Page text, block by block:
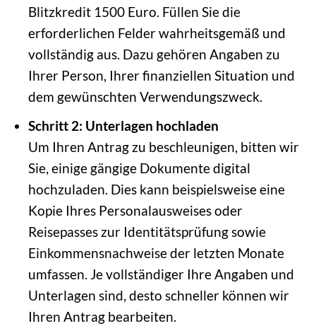
Blitzkredit 1500 Euro. Füllen Sie die
erforderlichen Felder wahrheitsgemäß und
vollständig aus. Dazu gehören Angaben zu
Ihrer Person, Ihrer finanziellen Situation und
dem gewünschten Verwendungszweck.
Schritt 2: Unterlagen hochladen
Um Ihren Antrag zu beschleunigen, bitten wir
Sie, einige gängige Dokumente digital
hochzuladen. Dies kann beispielsweise eine
Kopie Ihres Personalausweises oder
Reisepasses zur Identitätsprüfung sowie
Einkommensnachweise der letzten Monate
umfassen. Je vollständiger Ihre Angaben und
Unterlagen sind, desto schneller können wir
Ihren Antrag bearbeiten.